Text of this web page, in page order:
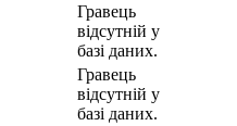
Гравець
відсутній у
базі даних.
Гравець
відсутній у
базі даних.